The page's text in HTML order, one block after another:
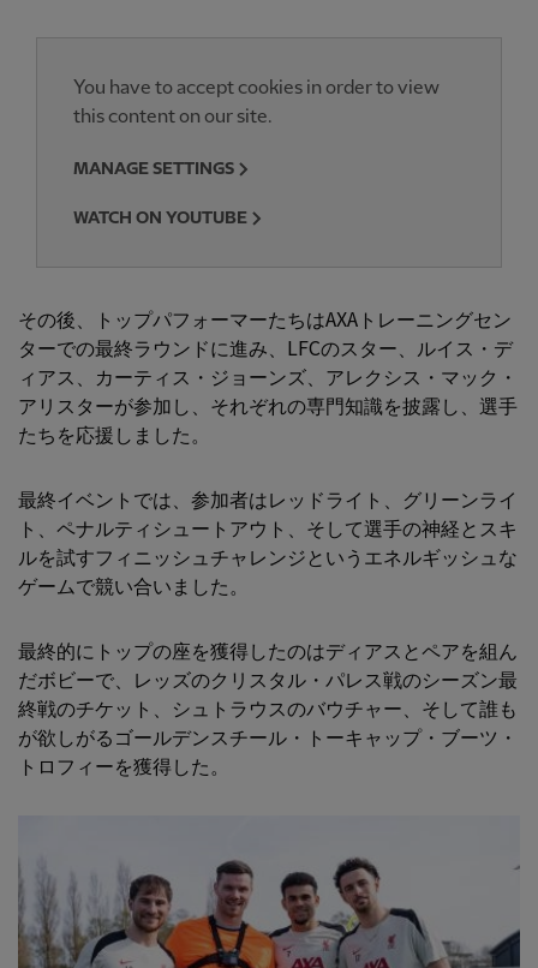
You have to accept cookies in order to view
this content on our site.
MANAGE SETTINGS
WATCH ON YOUTUBE
その後、トップパフォーマーたちはAXAトレーニングセン
ターでの最終ラウンドに進み、LFCのスター、ルイス・デ
ィアス、カーティス・ジョーンズ、アレクシス・マック・
アリスターが参加し、それぞれの専門知識を披露し、選手
たちを応援しました。
最終イベントでは、参加者はレッドライト、グリーンライ
ト、ペナルティシュートアウト、そして選手の神経とスキ
ルを試すフィニッシュチャレンジというエネルギッシュな
ゲームで競い合いました。
最終的にトップの座を獲得したのはディアスとペアを組ん
だボビーで、レッズのクリスタル・パレス戦のシーズン最
終戦のチケット、シュトラウスのバウチャー、そして誰も
が欲しがるゴールデンスチール・トーキャップ・ブーツ・
トロフィーを獲得した。